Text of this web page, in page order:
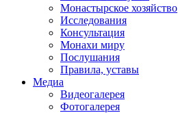
Монастырское хозяйство
Исследования
Консультация
Монахи миру
Послушания
Правила, уставы
Медиа
Видеогалерея
Фотогалерея